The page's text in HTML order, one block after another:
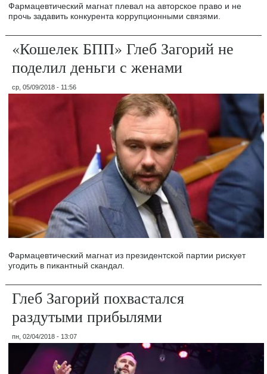
Фармацевтический магнат плевал на авторское право и не
прочь задавить конкурента коррупционными связями.
«Кошелек БПП» Глеб Загорий не
поделил деньги с женами
ср, 05/09/2018 - 11:56
Фармацевтический магнат из президентской партии рискует
угодить в пикантный скандал.
Глеб Загорий похвастался
раздутыми прибылями
пн, 02/04/2018 - 13:07